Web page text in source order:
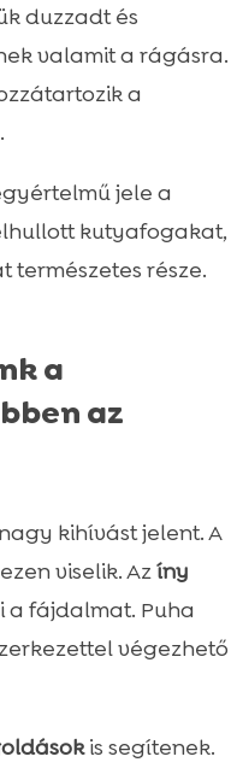
duzzadt és
valamit a rágásra.
a
jele a
kutyafogakat,
természetes része.
a
az
kihívást jelent. A
viselik. Azíny
fájdalmat. Puha
végezhető
is segítenek.